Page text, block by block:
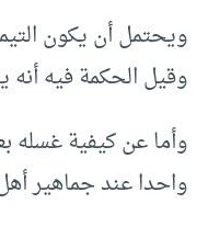
ويحتمل أن يكون
وقيل الحكمة فيه أنه
وأما عن كيفية غسله
واحدا عند جماهير